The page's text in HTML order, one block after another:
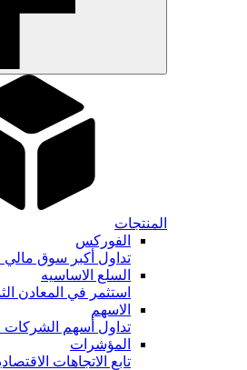
المنتجات
الفوركس
تداول أكبر سوق مالي
السلع الاساسيه
استثمر في المعادن
الاسهم
تداول أسهم الشركات
المؤشرات
تابع الاتجاهات